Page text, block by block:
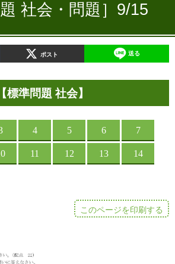
題 社会・問題］9/15
ポスト 送る
【標準問題 社会】
このページを印刷する